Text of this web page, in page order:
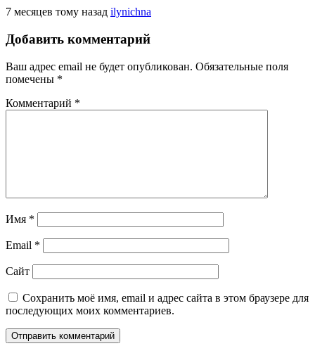
7 месяцев тому назад ilynichna
Добавить комментарий
Ваш адрес email не будет опубликован. Обязательные поля
помечены *
Комментарий *
Имя *
Email *
Сайт
Сохранить моё имя, email и адрес сайта в этом браузере для
последующих моих комментариев.